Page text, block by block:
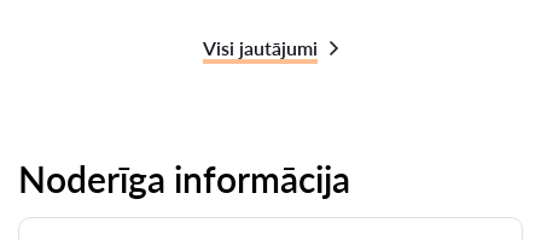
Visi jautājumi
Noderīga informācija